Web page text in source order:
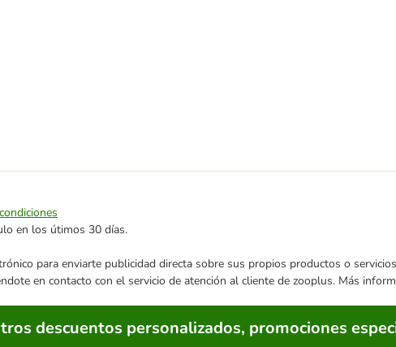
en los útimos 30 días.
para enviarte publicidad directa sobre sus propios productos o
en contacto con el servicio de atención al cliente de zooplus. Más
descuentos personalizados, promociones